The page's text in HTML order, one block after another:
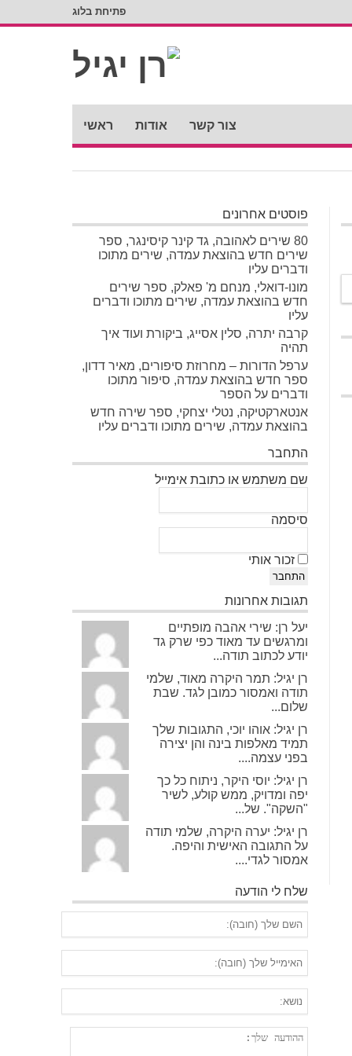
פתיחת בלוג
ראשי אודות צור קשר
פוסטים אחרונים
80 שירים לאהובה, גד קינר קיסינגר, ספר
שירים חדש בהוצאת עמדה, שירים מתוכו
ודברים עליו
מונו-דואלי, מנחם מ' פאלק, ספר שירים
חדש בהוצאת עמדה, שירים מתוכו ודברים
עליו
קרבה יתרה, סלין אסייג, ביקורת ועוד איך
תהיה
ערפל הדורות – מחרוזת סיפורים, מאיר דדון,
ספר חדש בהוצאת עמדה, סיפור מתוכו
ודברים על הספר
אנטארקטיקה, נטלי יצחקי, ספר שירה חדש
בהוצאת עמדה, שירים מתוכו ודברים עליו
התחבר
שם משתמש או כתובת אימייל
סיסמה
זכור אותי
התחבר
תגובות אחרונות
יעל רן: שירי אהבה מופתיים
ומרגשים עד מאוד כפי שרק גד
יודע לכתוב תודה...
רן יגיל: תמר היקרה מאוד, שלמי
תודה ואמסור כמובן לגד. שבת
שלום...
רן יגיל: אוהו יוכי, התגובות שלך
תמיד מאלפות בינה והן יצירה
בפני עצמה....
רן יגיל: יוסי היקר, ניתוח כל כך
יפה ומדויק, ממש קולע, לשיר
"השקה". של...
רן יגיל: יערה היקרה, שלמי תודה
על התגובה האישית והיפה.
אמסור לגדי....
שלח לי הודעה